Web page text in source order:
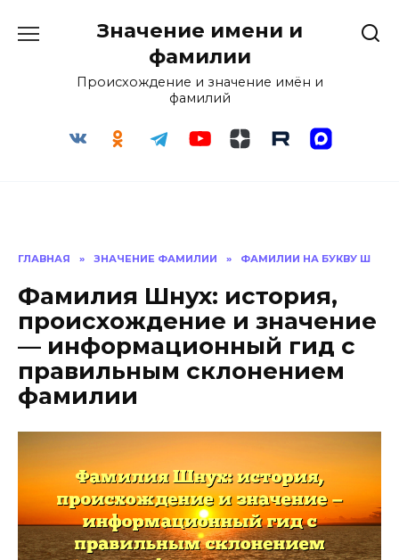
Значение имени и
фамилии
Происхождение и значение имён и
фамилий
ГЛАВНАЯ » ЗНАЧЕНИЕ ФАМИЛИИ » ФАМИЛИИ НА БУКВУ Ш
Фамилия Шнух: история,
происхождение и значение
— информационный гид с
правильным склонением
фамилии